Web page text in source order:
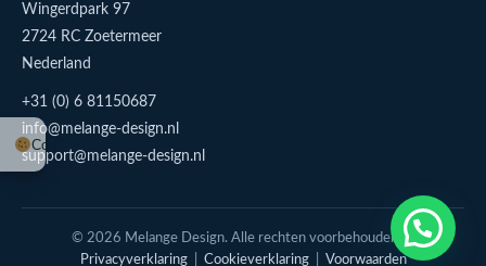
Cookie-instellingen
Stuur me een appje
Wingerdpark 97
2724 RC Zoetermeer
Nederland
+31 (0) 6 81150687
info@melange-design.nl
support@melange-design.nl
© 2026 Melange Design. Alle rechten voorbehouden. |
Privacyverklaring| Cookieverklaring| Voorwaarden